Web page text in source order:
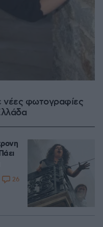
νέες φωτογραφίες
26